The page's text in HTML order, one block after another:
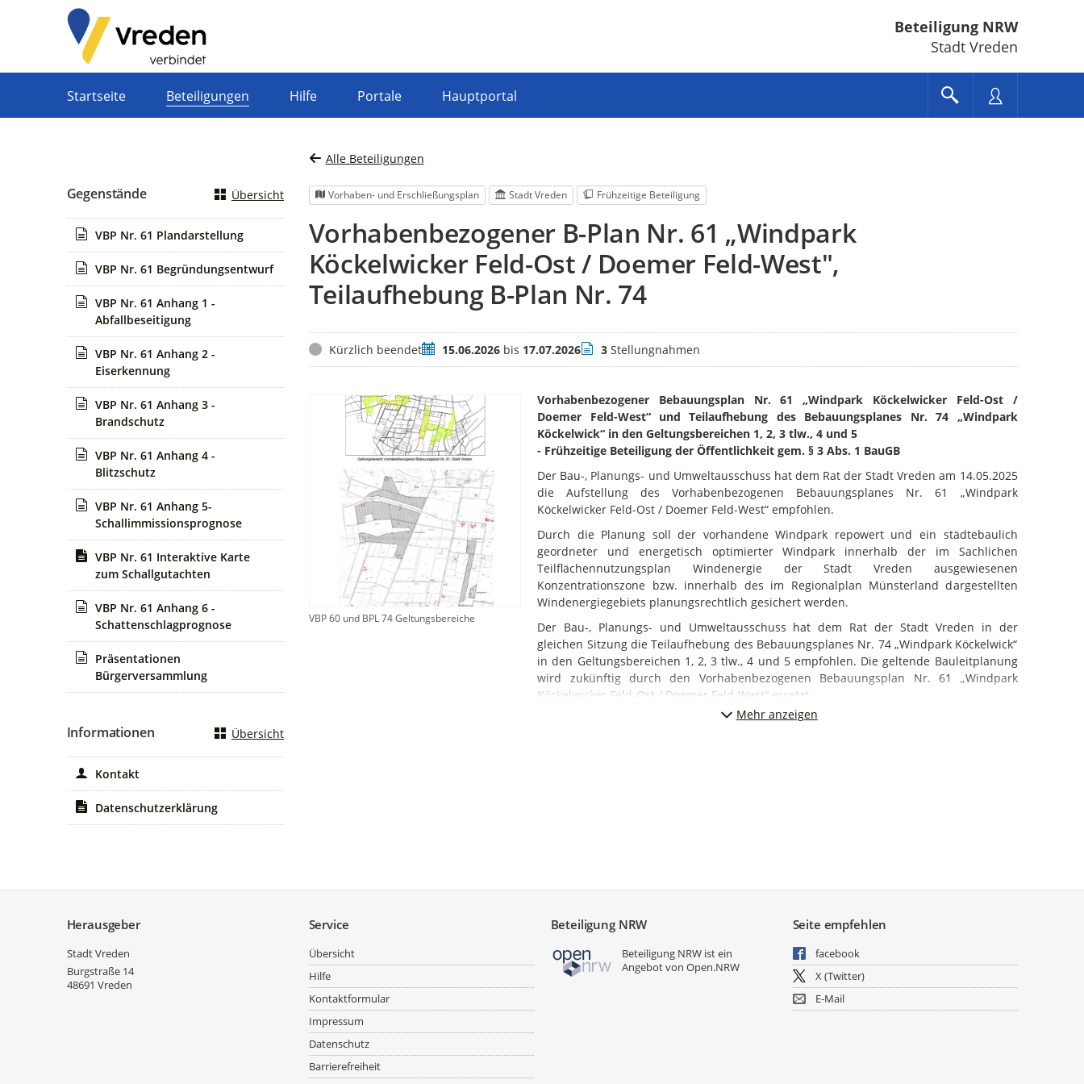
Beteiligung NRW
Stadt Vreden
Startseite Beteiligungen Hilfe Portale Hauptportal
Alle Beteiligungen
Vorhaben- und Erschließungsplan Stadt Vreden Frühzeitige Beteiligung
Vorhabenbezogener B-Plan Nr. 61 „Windpark
Köckelwicker Feld-Ost / Doemer Feld-West",
Teilaufhebung B-Plan Nr. 74
StatusKürzlich beendetZeitraum
15.06.2026bis 17.07.2026Stellungnahmen
3Stellungnahmen
VBP 60 und BPL 74 Geltungsbereiche
Vorhabenbezogener Bebauungsplan Nr. 61 „Windpark Köckelwicker Feld-Ost /
Doemer Feld-West“ und Teilaufhebung des Bebauungsplanes Nr. 74 „Windpark
Köckelwick“ in den Geltungsbereichen 1, 2, 3 tlw., 4 und 5
- Frühzeitige Beteiligung der Öffentlichkeit gem. § 3 Abs. 1 BauGB
Der Bau-, Planungs- und Umweltausschuss hat dem Rat der Stadt Vreden am 14.05.2025
die Aufstellung des Vorhabenbezogenen Bebauungsplanes Nr. 61 „Windpark
Köckelwicker Feld-Ost / Doemer Feld-West“ empfohlen.
Durch die Planung soll der vorhandene Windpark repowert und ein städtebaulich
geordneter und energetisch optimierter Windpark innerhalb der im Sachlichen
Teilflächennutzungsplan Windenergie der Stadt Vreden ausgewiesenen
Konzentrationszone bzw. innerhalb des im Regionalplan Münsterland dargestellten
Windenergiegebiets planungsrechtlich gesichert werden.
Der Bau-, Planungs- und Umweltausschuss hat dem Rat der Stadt Vreden in der
gleichen Sitzung die Teilaufhebung des Bebauungsplanes Nr. 74 „Windpark Köckelwick“
in den Geltungsbereichen 1, 2, 3 tlw., 4 und 5 empfohlen. Die geltende Bauleitplanung
wird zukünftig durch den Vorhabenbezogenen Bebauungsplan Nr. 61 „Windpark
Köckelwicker Feld-Ost / Doemer Feld-West“ ersetzt.
Das Plangebiet des Vorhabenbezogenen Bebauungsplanes Nr. 61 „Windpark
Der Geltungsbereich der Teilaufhebung umfasst ganz oder teilweise folgende
Flur 35, Flurstücke 51, 52,
Flur 40, Flurstücke 8, 9, 10, 11, 15, 24, 28, 30, 31, 34, 35, 36.
Mehr anzeigen
Gegenstände Übersicht
VBP Nr. 61 Plandarstellung
VBP Nr. 61 Begründungsentwurf
VBP Nr. 61 Anhang 1 -
Abfallbeseitigung
VBP Nr. 61 Anhang 2 -
Eiserkennung
VBP Nr. 61 Anhang 3 -
Brandschutz
VBP Nr. 61 Anhang 4 -
Blitzschutz
VBP Nr. 61 Anhang 5-
Schallimmissionsprognose
VBP Nr. 61 Interaktive Karte
zum Schallgutachten
VBP Nr. 61 Anhang 6 -
Schattenschlagprognose
Präsentationen
Bürgerversammlung
Informationen Übersicht
Kontakt
Datenschutzerklärung
Herausgeber
Stadt Vreden
Burgstraße 14
48691 Vreden
Service
Übersicht
Hilfe
Kontaktformular
Impressum
Datenschutz
Barrierefreiheit
Beteiligung NRW
Beteiligung NRW ist ein
Angebot vonOpen.NRW
Seite empfehlen
facebook
X (Twitter)
E-Mail